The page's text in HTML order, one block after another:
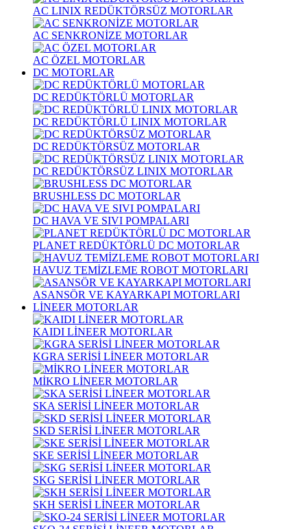
AC LINIX REDÜKTÖRSÜZ MOTORLAR
AC SENKRONİZE MOTORLAR
AC ÖZEL MOTORLAR
DC MOTORLAR
DC REDÜKTÖRLÜ MOTORLAR
DC REDÜKTÖRLÜ LINIX MOTORLAR
DC REDÜKTÖRSÜZ MOTORLAR
DC REDÜKTÖRSÜZ LINIX MOTORLAR
BRUSHLESS DC MOTORLAR
DC HAVA VE SIVI POMPALARI
PLANET REDÜKTÖRLÜ DC MOTORLAR
HAVUZ TEMİZLEME ROBOT MOTORLARI
ASANSÖR VE KAYARKAPI MOTORLARI
LİNEER MOTORLAR
KAIDI LİNEER MOTORLAR
KGRA SERİSİ LİNEER MOTORLAR
MİKRO LİNEER MOTORLAR
SKA SERİSİ LİNEER MOTORLAR
SKD SERİSİ LİNEER MOTORLAR
SKE SERİSİ LİNEER MOTORLAR
SKG SERİSİ LİNEER MOTORLAR
SKH SERİSİ LİNEER MOTORLAR